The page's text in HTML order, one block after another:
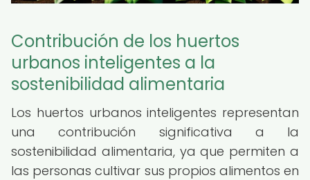
Contribución de los huertos
urbanos inteligentes a la
sostenibilidad alimentaria
Los huertos urbanos inteligentes representan
una contribución significativa a la
sostenibilidad alimentaria, ya que permiten a
las personas cultivar sus propios alimentos en